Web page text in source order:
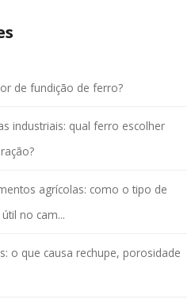
de fundição de ferro?
industriais: qual ferro escolher
agrícolas: como o tipo de
no cam...
o que causa rechupe, porosidade